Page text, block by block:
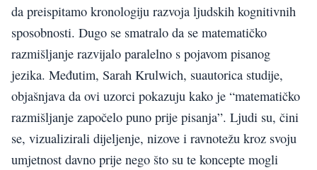
da preispitamo kronologiju razvoja ljudskih kognitivnih
sposobnosti. Dugo se smatralo da se matematičko
razmišljanje razvijalo paralelno s pojavom pisanog
jezika. Međutim, Sarah Krulwich, suautorica studije,
objašnjava da ovi uzorci pokazuju kako je “matematičko
razmišljanje započelo puno prije pisanja”. Ljudi su, čini
se, vizualizirali dijeljenje, nizove i ravnotežu kroz svoju
umjetnost davno prije nego što su te koncepte mogli